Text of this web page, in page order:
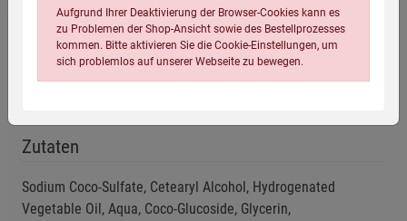
Vegan
Zutaten
Sodium Coco-Sulfate, Cetearyl Alcohol, Hydrogenated
Vegetable Oil, Aqua, Coco-Glucoside, Glycerin,
Aufgrund Ihrer Deaktivierung der Browser-Cookies kann es
zu Problemen der Shop-Ansicht sowie des Bestellprozesses
kommen. Bitte aktivieren Sie die Cookie-Einstellungen, um
sich problemlos auf unserer Webseite zu bewegen.